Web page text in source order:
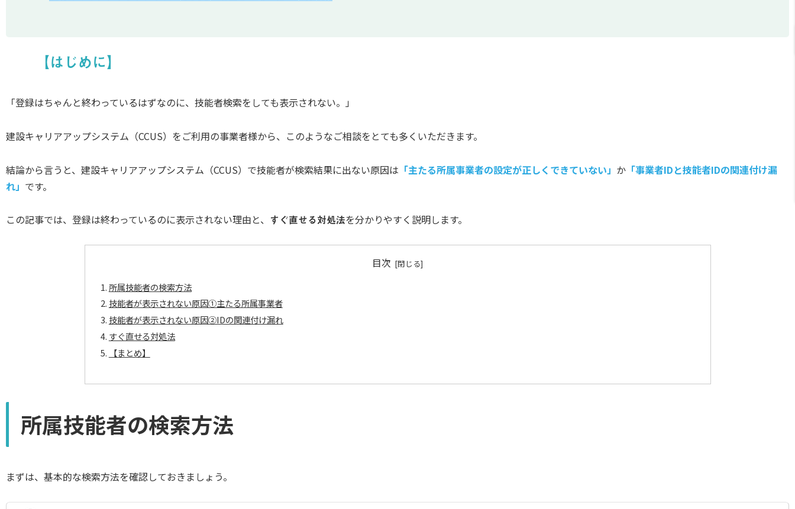
【はじめに】
「登録はちゃんと終わっているはずなのに、技能者検索をしても表示されない。」
建設キャリアアップシステム（CCUS）をご利用の事業者様から、このようなご相談をとても多くいただきます。
結論から言うと、建設キャリアアップシステム（CCUS）で技能者が検索結果に出ない原因は 「主たる所属事業者の設定が正しくできていない」 か 「事業者IDと技能者IDの関連付け漏
れ」 です。
この記事では、登録は終わっているのに表示されない理由と、 すぐ直せる対処法を分かりやすく説明します。
目次
所属技能者の検索方法
技能者が表示されない原因①主たる所属事業者
技能者が表示されない原因②IDの関連付け漏れ
すぐ直せる対処法
【まとめ】
所属技能者の検索方法
まずは、基本的な検索方法を確認しておきましょう。